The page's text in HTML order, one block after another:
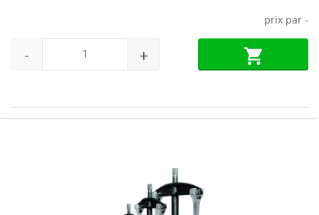
prix par -
- +